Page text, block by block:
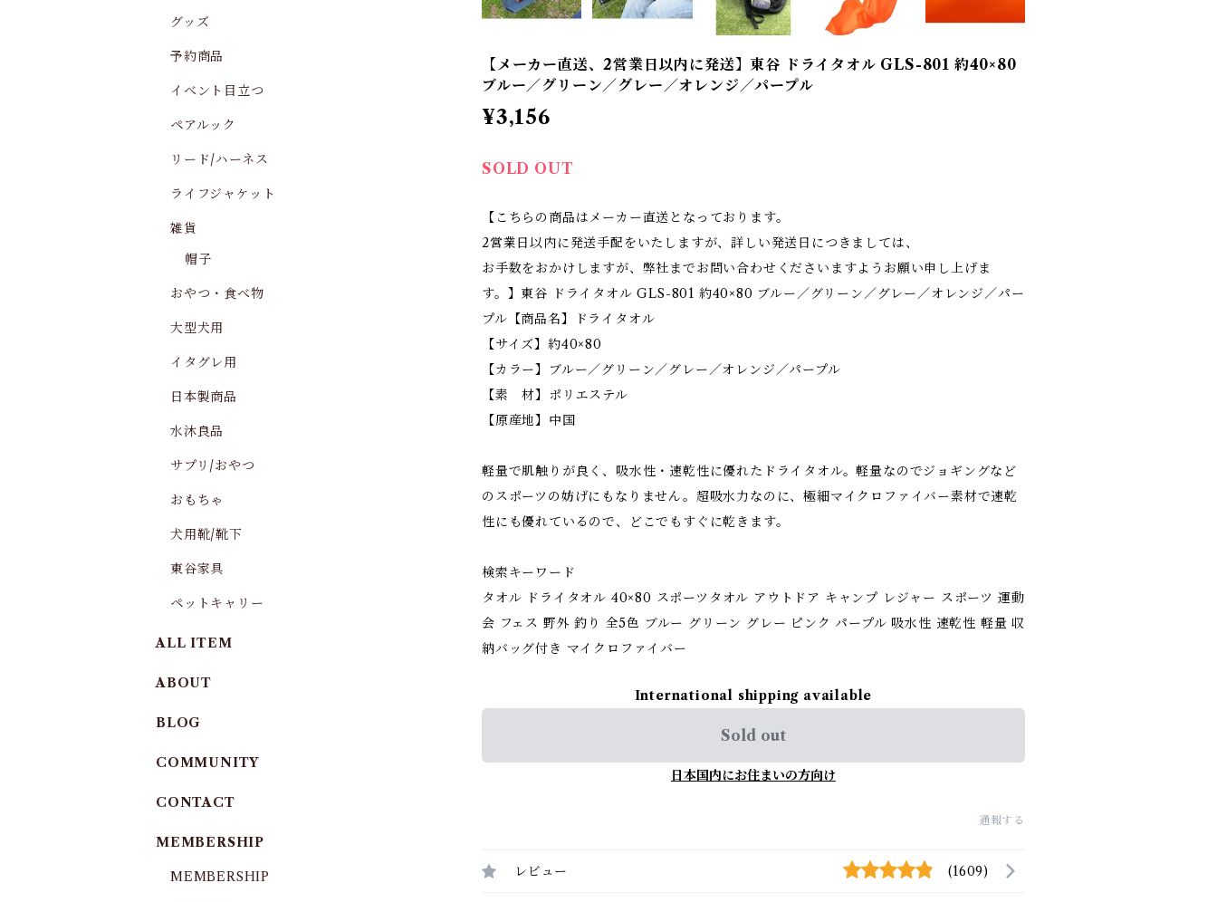
【メーカー直送、2営業日以内に発送】東谷 ドライタオル GLS-801 約40×80
ブルー／グリーン／グレー／オレンジ／パープル
¥3,156
SOLD OUT
【こちらの商品はメーカー直送となっております。
2営業日以内に発送手配をいたしますが、詳しい発送日につきましては、
お手数をおかけしますが、弊社までお問い合わせくださいますようお願い申し上げま
す。】東谷 ドライタオル GLS-801 約40×80 ブルー／グリーン／グレー／オレンジ／パー
プル【商品名】ドライタオル
【サイズ】約40×80
【カラー】ブルー／グリーン／グレー／オレンジ／パープル
【素 材】ポリエステル
【原産地】中国
軽量で肌触りが良く、吸水性・速乾性に優れたドライタオル。軽量なのでジョギングなど
のスポーツの妨げにもなりません。超吸水力なのに、極細マイクロファイバー素材で速乾
性にも優れているので、どこでもすぐに乾きます。
検索キーワード
タオル ドライタオル 40×80 スポーツタオル アウトドア キャンプ レジャー スポーツ 運動
会 フェス 野外 釣り 全5色 ブルー グリーン グレー ピンク パープル 吸水性 速乾性 軽量 収
納バッグ付き マイクロファイバー
International shipping available
Sold out
日本国内にお住まいの方向け
通報する
レビュー (1609)
グッズ
予約商品
イベント目立つ
ペアルック
リード/ハーネス
ライフジャケット
雑貨
帽子
おやつ・食べ物
大型犬用
イタグレ用
日本製商品
水沐良品
サプリ/おやつ
おもちゃ
犬用靴/靴下
東谷家具
ペットキャリー
ALL ITEM
ABOUT
BLOG
COMMUNITY
CONTACT
MEMBERSHIP
MEMBERSHIP